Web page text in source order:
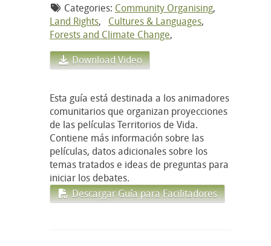
Categories: Community Organising,
Land Rights, Cultures & Languages,
Forests and Climate Change,
Download Video
Esta guía está destinada a los animadores
comunitarios que organizan proyecciones
de las películas Territorios de Vida.
Contiene más información sobre las
películas, datos adicionales sobre los
temas tratados e ideas de preguntas para
iniciar los debates.
Descargar Guía para Facilitadores